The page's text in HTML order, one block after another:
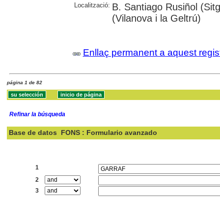
Localització: B. Santiago Rusiñol
(Vilanova i la Geltrú)
Enllaç permanent a aquest
página 1 de 82
Refinar la búsqueda
Base de datos FONS : Formulario avanzado
1
2
3